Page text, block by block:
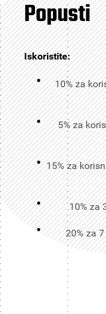
Popusti
Iskoristite:
10% za
5% za
15% za
10% za
20% za